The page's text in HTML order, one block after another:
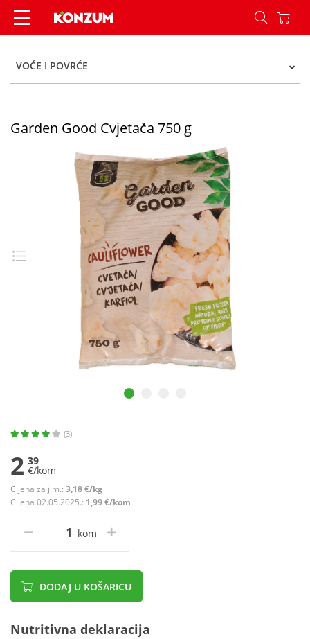
Garden Good Cvjetača 750 g - Konzum
VOĆE I POVRĆE
Garden Good Cvjetača 750 g
(3)
2 39
€/kom
Cijena za j.m.: 3,18 €/kg
Cijena 02.05.2025.: 1,99 €/kom
kom
DODAJ U KOŠARICU
Nutritivna deklaracija